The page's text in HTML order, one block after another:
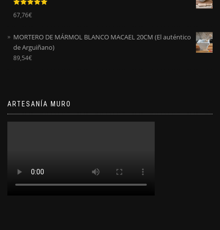
Valorado
con5.00
67,76€
MORTERO DE MÁRMOL BLANCO MACAEL 20CM (El auténtico
de Arguiñano)
89,54€
ARTESANÍA MURO